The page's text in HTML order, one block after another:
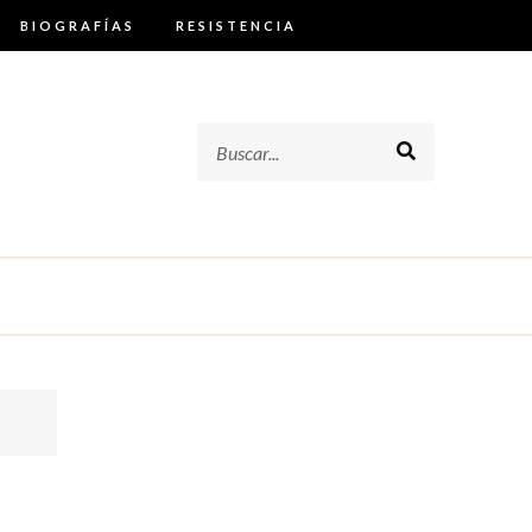
BIOGRAFÍAS RESISTENCIA